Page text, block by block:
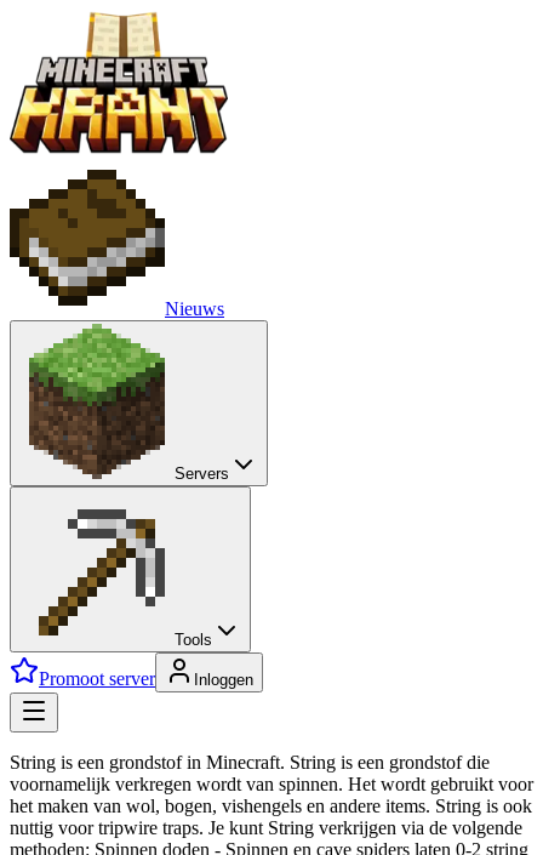
Nieuws
Servers
Tools
Promoot server Inloggen
String is een grondstof in Minecraft. String is een grondstof die
voornamelijk verkregen wordt van spinnen. Het wordt gebruikt voor
het maken van wol, bogen, vishengels en andere items. String is ook
nuttig voor tripwire traps. Je kunt String verkrijgen via de volgende
methoden: Spinnen doden - Spinnen en cave spiders laten 0-2 string